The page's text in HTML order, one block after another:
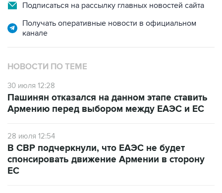
Подписаться на рассылку главных новостей сайта
Получать оперативные новости в официальном
канале
НОВОСТИ ПО ТЕМЕ
30 июля 12:28
Пашинян отказался на данном этапе ставить
Армению перед выбором между ЕАЭС и ЕС
28 июля 12:54
В СВР подчеркнули, что ЕАЭС не будет
спонсировать движение Армении в сторону
ЕС